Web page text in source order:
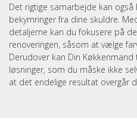
Det rigtige samarbejde kan
bekymringer fra dine skuldre.
detaljerne kan du fokusere på
renoveringen, såsom at vælge
Derudover kan Din
løsninger, som du måske ikke
at det endelige resultat overgår